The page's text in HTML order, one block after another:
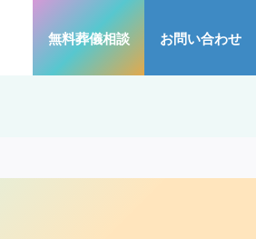
無料葬儀相談 お問い合わせ